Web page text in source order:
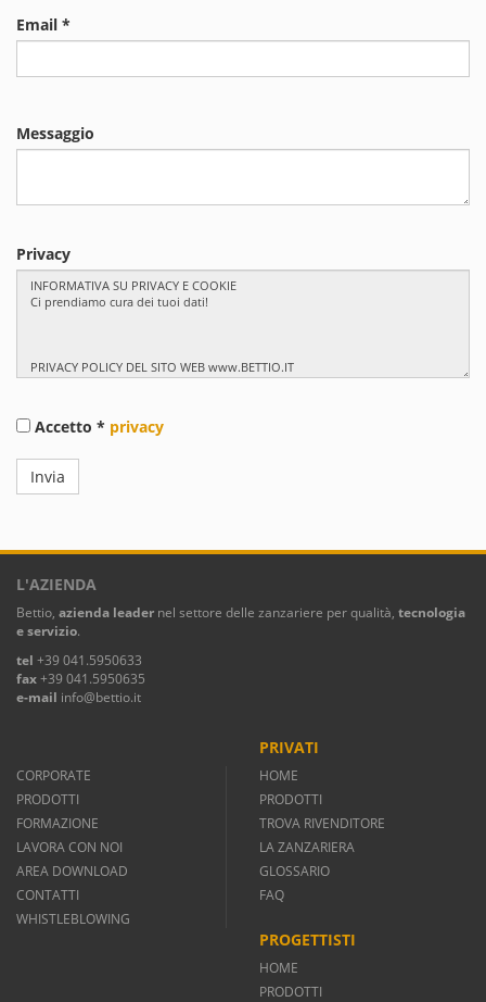
Email *
Messaggio
Privacy
Accetto * privacy
L'AZIENDA
Bettio, azienda leader nel settore delle zanzariere per qualità, tecnologia
e servizio.
tel +39 041.5950633
fax+39 041.5950635
e-mail info@bettio.it
CORPORATE
PRODOTTI
FORMAZIONE
LAVORA CON NOI
AREA DOWNLOAD
CONTATTI
WHISTLEBLOWING
PRIVATI
HOME
PRODOTTI
TROVA RIVENDITORE
LA ZANZARIERA
GLOSSARIO
FAQ
PROGETTISTI
HOME
PRODOTTI